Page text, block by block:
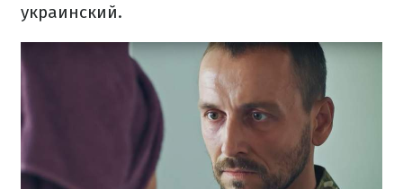
украинский.